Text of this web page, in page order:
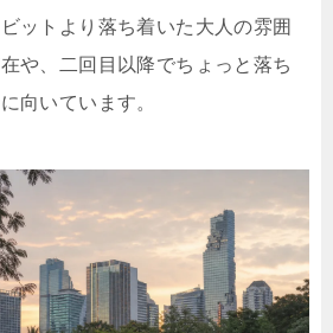
ットより落ち着いた大人の雰囲
や、二回目以降でちょっと落ち
向いています。